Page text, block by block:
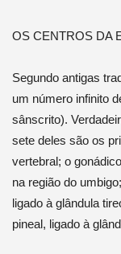
OS CENTROS DA
Segundo antigas
um número infinito
sânscrito).
sete deles são os
vertebral; o
na região do
ligado à glândula
pineal, ligado à